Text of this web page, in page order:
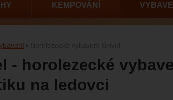
- horolezecké
na ledovci
KEMPOVÁNÍ